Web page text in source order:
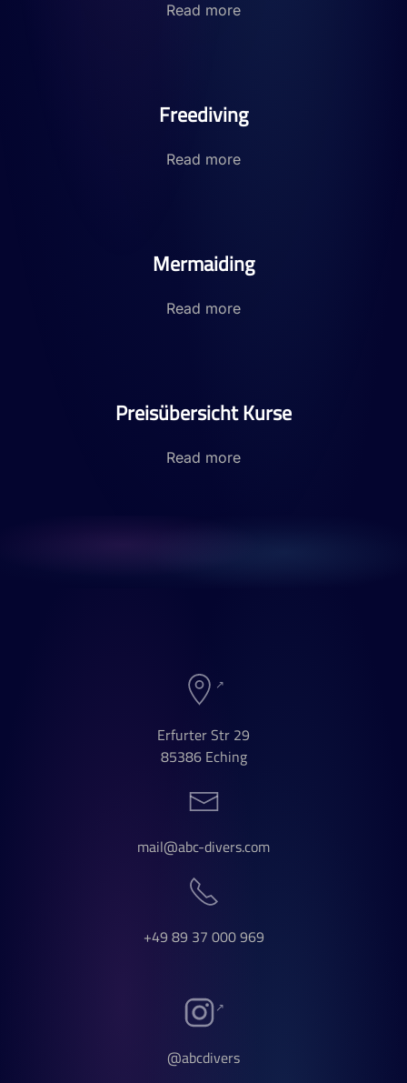
Read more
Freediving
Read more
Mermaiding
Read more
Preisübersicht Kurse
Read more
Erfurter Str 29
85386 Eching
mail@abc-divers.com
+49 89 37 000 969
@abcdivers